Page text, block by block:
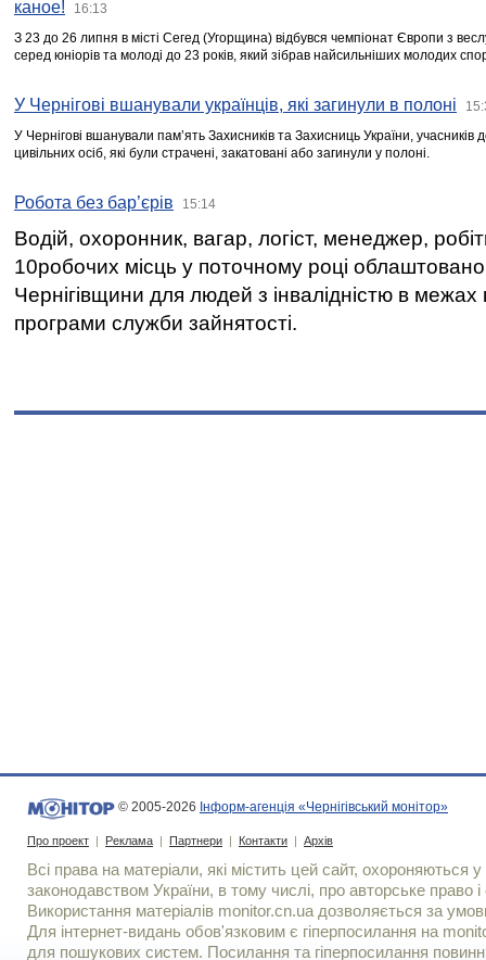
каное! 16:13
З 23 до 26 липня в місті Сегед (Угорщина) відбувся чемпіонат Європи з
серед юніорів та молоді до 23 років, який зібрав найсильніших молодих
У Чернігові вшанували українців, які загинули в полоні
У Чернігові вшанували пам’ять Захисників та Захисниць України,
цивільних осіб, які були страчені, закатовані або загинули у полоні.
Робота без бар’єрів 15:14
Водій, охоронник, вагар, логіст, менеджер,
10робочих місць у поточному році
Чернігівщини для людей з інвалідністю в межах
програми служби зайнятості.
© 2005-2026 Інформ-агенція «Чернігівський монітор»
Про проект | Реклама | Партнери | Контакти | Архів
Всі права на матеріали, які містить цей сайт, охороняються у
законодавством України, в тому числі, про авторське право і
Використання матерiалiв monitor.cn.ua дозволяється за
Для iнтернет-видань обов'язковим є гiперпосилання на
для пошукових систем. Посилання та гіперпосилання